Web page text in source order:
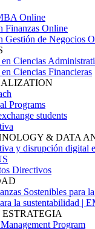
Online
Finanzas Online
Gestión de Negocios
Ciencias
Ciencias Financieras
Programs
students
& DATA
y disrupción digital
Directivos
Sostenibles para
la sustentabilidad |
Program